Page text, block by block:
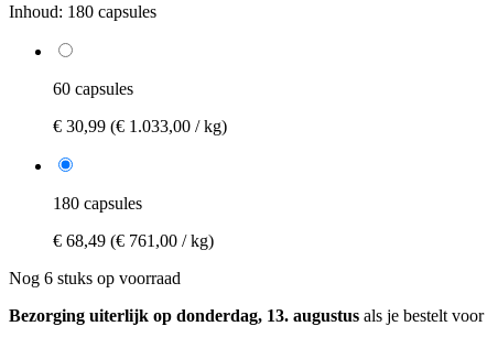
Inhoud: 180 capsules
60 capsules
€ 30,99 (€ 1.033,00 / kg)
180 capsules
€ 68,49 (€ 761,00 / kg)
Nog 6 stuks op voorraad
Bezorging uiterlijk op donderdag, 13. augustus als je bestelt voor